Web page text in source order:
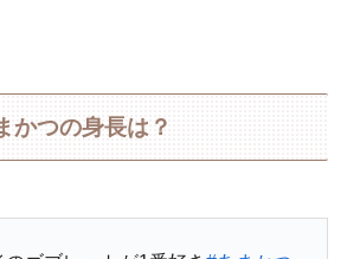
かつの身長は？